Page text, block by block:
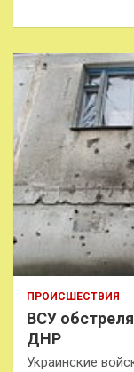
к
ПРОИСШЕСТВИЯ
ВСУ
ДНР
Украинские